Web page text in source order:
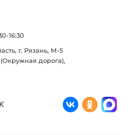
16:30
г. Рязань, М-5
дорога),